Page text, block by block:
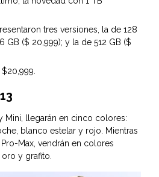
tres versiones, la de 128
GB ($ 20,999); y la de 512 GB ($
Mini, llegarán en cinco colores:
blanco estelar y rojo. Mientras
Max, vendrán en colores
y grafito.